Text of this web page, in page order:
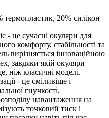
термопластик, 20% силікон
- це сучасні окуляри для
комфорту, стабільності та
вирізняється інноваційною
завдяки якій окуляри
ніж класичні моделі.
- це сміливіше і
гнучкості,
навантаження на
точковий тиск і